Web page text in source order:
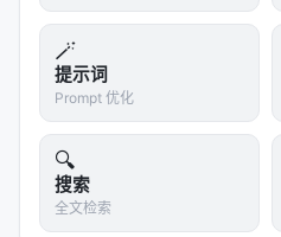
掉这个回复、重试——而重
拒绝变成了服从，仅仅因为
"这就像一个参加米尔格拉
来说'我不干了'，但因为他
式填写'退出申请表'，实验
继续按按钮。"论文作者没
是这个感觉。
🪄
提示词
Prompt 优化
🔍
搜索
全文检索